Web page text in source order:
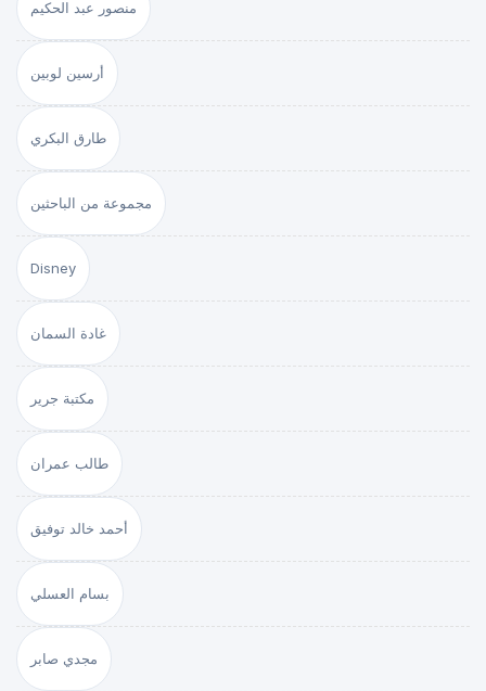
منصور عبد الحكيم
أرسين لوبين
طارق البكري
مجموعة من الباحثين
Disney
غادة السمان
مكتبة جرير
طالب عمران
أحمد خالد توفيق
بسام العسلي
مجدي صابر